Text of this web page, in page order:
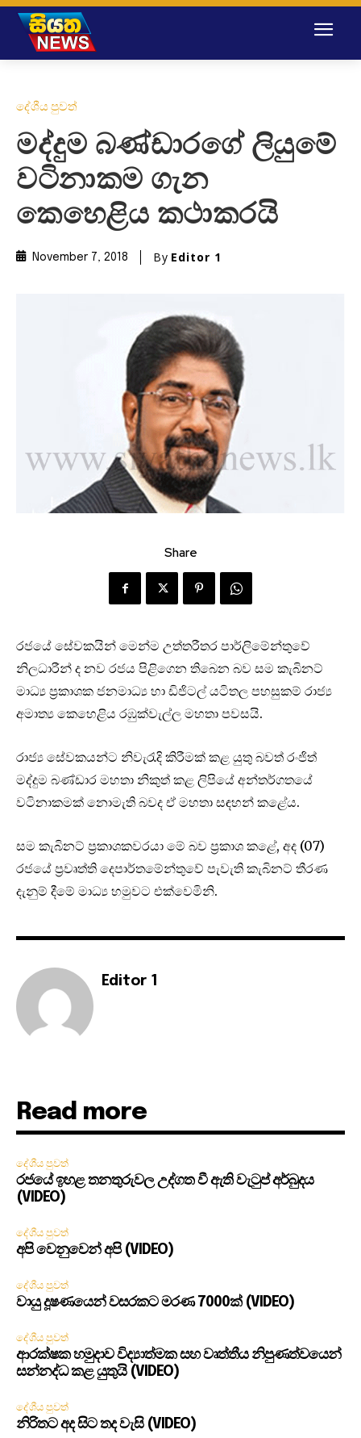
දේශීය පුවත්
මද්දුම බණ්ඩාරගේ ලියුමේ
වටිනාකම ගැන
කෙහෙළිය කථාකරයි
November 7, 2018 By Editor 1
Share
රජයේ සේවකයින් මෙන්ම උත්තරීතර පාර්ලිමේන්තුවේ
නිලධාරීන් ද නව රජය පිළිගෙන තිබෙන බව සම කැබිනට්
මාධ්‍ය ප්‍රකාශක ජනමාධ්‍ය හා ඩිජිටල් යටිතල පහසුකම් රාජ්‍ය
අමාත්‍ය කෙහෙළිය රඹුක්වැල්ල මහතා පවසයි.
රාජ්‍ය සේවකයන්ට නිවැරැදි කිරීමක් කළ යුතු බවත් රංජිත්
මද්දුම බණ්ඩාර මහතා නිකුත් කළ ලිපියේ අන්තර්ගතයේ
වටිනාකමක් නොමැති බවද ඒ මහතා සඳහන් කළේය.
සම කැබිනට් ප්‍රකාශකවරයා මේ බව ප්‍රකාශ කළේ, අද (07)
රජයේ ප්‍රවෘත්ති දෙපාර්තමේන්තුවේ පැවැති කැබිනට් තීරණ
දැනුම් දීමේ මාධ්‍ය හමුවට එක්වෙමිනි.
Editor 1
Read more
දේශීය පුවත්
රජයේ ඉහළ තනතුරුවල උද්ගත වී ඇති වැටුප් අර්බුදය
(VIDEO)
දේශීය පුවත්
අපි වෙනුවෙන් අපි (VIDEO)
දේශීය පුවත්
වායු දූෂණයෙන් වසරකට මරණ 7000ක් (VIDEO)
දේශීය පුවත්
ආරක්ෂක හමුදාව විද්‍යාත්මක සහ වෘත්තීය නිපුණත්වයෙන්
සන්නද්ධ කළ යුතුයි (VIDEO)
දේශීය පුවත්
නිරිතට අද සිට තද වැසි (VIDEO)